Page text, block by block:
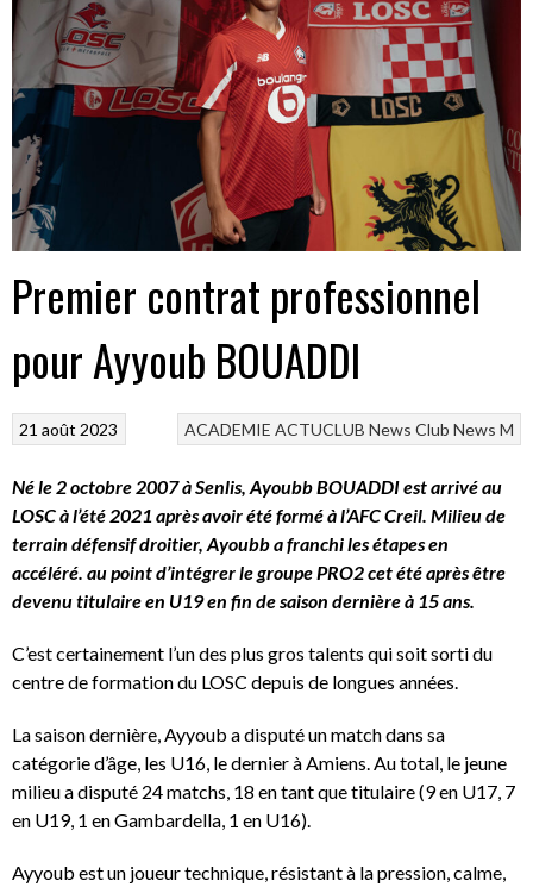
Premier contrat professionnel
pour Ayyoub BOUADDI
ACADEMIE ACTUCLUB News Club News M
21 août 2023
Né le 2 octobre 2007 à Senlis, Ayoubb BOUADDI est arrivé au
LOSC à l’été 2021 après avoir été formé à l’AFC Creil. Milieu de
terrain défensif droitier, Ayoubb a franchi les étapes en
accéléré. au point d’intégrer le groupe PRO2 cet été après être
devenu titulaire en U19 en fin de saison dernière à 15 ans.
C’est certainement l’un des plus gros talents qui soit sorti du
centre de formation du LOSC depuis de longues années.
La saison dernière, Ayyoub a disputé un match dans sa
catégorie d’âge, les U16, le dernier à Amiens. Au total, le jeune
milieu a disputé 24 matchs, 18 en tant que titulaire (9 en U17, 7
en U19, 1 en Gambardella, 1 en U16).
Ayyoub est un joueur technique, résistant à la pression, calme,